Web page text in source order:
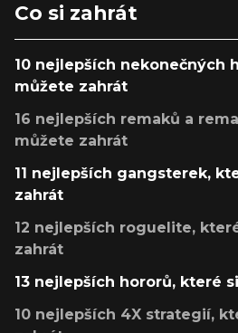
Co si zahrát
10 nejlepších nekonečných
můžete zahrát
16 nejlepších remaků a
můžete zahrát
11 nejlepších gangsterek,
zahrát
12 nejlepších roguelite,
zahrát
13 nejlepších hororů, které
10 nejlepších 4X strategií,